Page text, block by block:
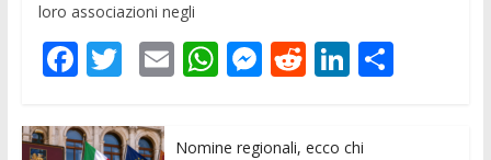
loro associazioni negli
F
e
T
itt
E W M
ss
R Li
k
C
Nomine regionali, ecco chi